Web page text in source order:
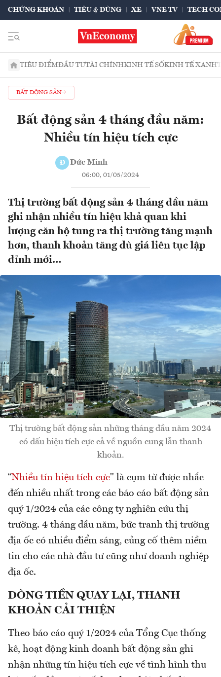
CHỨNG KHOÁN TIÊU & DÙNG XE VNE TV TECH
TIÊU ĐIỂMĐẦU TƯTÀI CHÍNHKINH TẾ SỐKINH TẾ XANH
BẤT ĐỘNG SẢN
Bất động sản 4 tháng đầu năm:
Nhiều tín hiệu tích cực
Đ Đức Minh
06:00, 01/05/2024
Thị trường bất động sản 4 tháng đầu năm
ghi nhận nhiều tín hiệu khả quan khi
lượng căn hộ tung ra thị trường tăng mạnh
hơn, thanh khoản tăng dù giá liên tục lập
đỉnh mới…
Thị trường bất động sản những tháng đầu năm 2024
có dấu hiệu tích cực cả về nguồn cung lẫn thanh
khoản.
“Nhiều tín hiệu tích cực" là cụm từ được nhắc
đến nhiều nhất trong các báo cáo bất động sản
quý 1/2024 của các công ty nghiên cứu thị
trường. 4 tháng đầu năm, bức tranh thị trường
địa ốc có nhiều điểm sáng, củng cố thêm niềm
tin cho các nhà đầu tư cũng như doanh nghiệp
địa ốc.
DÒNG TIỀN QUAY LẠI, THANH
KHOẢN CẢI THIỆN
Theo báo cáo quý 1/2024 của Tổng Cục thống
kê, hoạt động kinh doanh bất động sản ghi
nhận những tín hiệu tích cực về tình hình thu